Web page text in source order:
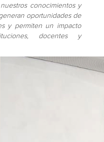
conocimientos y
oportunidades de
y permiten un impacto
docentes y